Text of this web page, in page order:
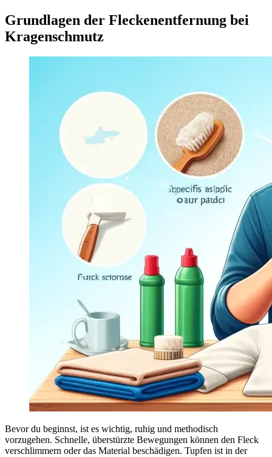
Grundlagen der Fleckenentfernung bei
Kragenschmutz
Bevor du beginnst, ist es wichtig, ruhig und methodisch
vorzugehen. Schnelle, überstürzte Bewegungen können den Fleck
verschlimmern oder das Material beschädigen. Tupfen ist in der